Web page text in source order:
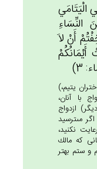
الْيَتَامَي‌
النِّسَاءِ
أَنْ لاَ
أَيْمَانُكُم‌ْ
3)
يتيم،)
با آنان،
ازدواج
مى‏ترسيد
نكنيد،
كه مالك
و ستم بهتر